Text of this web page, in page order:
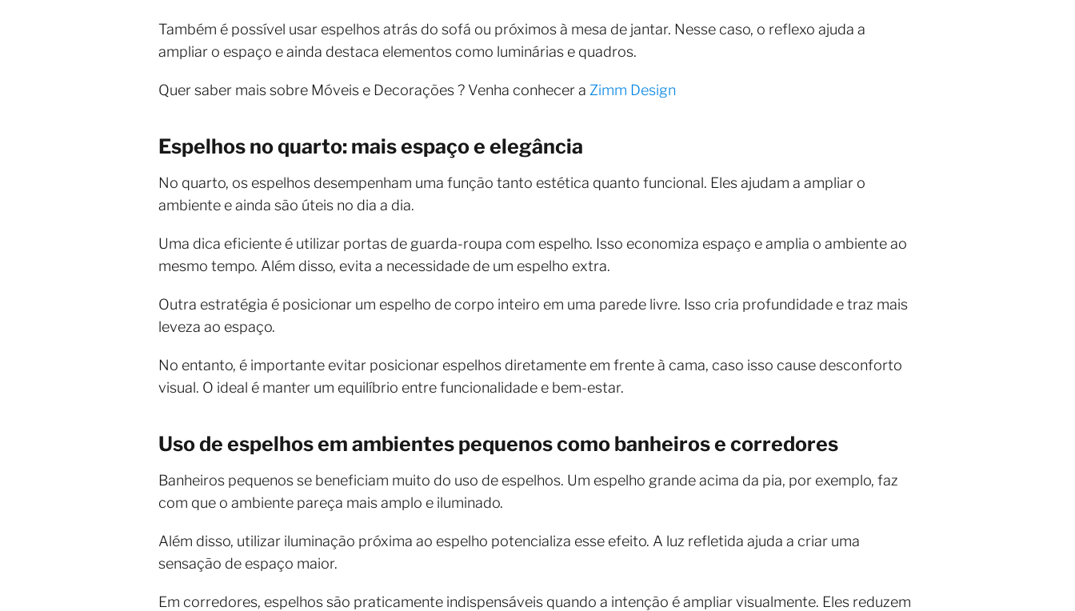
Também é possível usar espelhos atrás do sofá ou próximos à mesa de jantar. Nesse caso, o reflexo ajuda a
ampliar o espaço e ainda destaca elementos como luminárias e quadros.
Quer saber mais sobre Móveis e Decorações ? Venha conhecer a Zimm Design
Espelhos no quarto: mais espaço e elegância
No quarto, os espelhos desempenham uma função tanto estética quanto funcional. Eles ajudam a ampliar o
ambiente e ainda são úteis no dia a dia.
Uma dica eficiente é utilizar portas de guarda-roupa com espelho. Isso economiza espaço e amplia o ambiente ao
mesmo tempo. Além disso, evita a necessidade de um espelho extra.
Outra estratégia é posicionar um espelho de corpo inteiro em uma parede livre. Isso cria profundidade e traz mais
leveza ao espaço.
No entanto, é importante evitar posicionar espelhos diretamente em frente à cama, caso isso cause desconforto
visual. O ideal é manter um equilíbrio entre funcionalidade e bem-estar.
Uso de espelhos em ambientes pequenos como banheiros e corredores
Banheiros pequenos se beneficiam muito do uso de espelhos. Um espelho grande acima da pia, por exemplo, faz
com que o ambiente pareça mais amplo e iluminado.
Além disso, utilizar iluminação próxima ao espelho potencializa esse efeito. A luz refletida ajuda a criar uma
sensação de espaço maior.
Em corredores, espelhos são praticamente indispensáveis quando a intenção é ampliar visualmente. Eles reduzem